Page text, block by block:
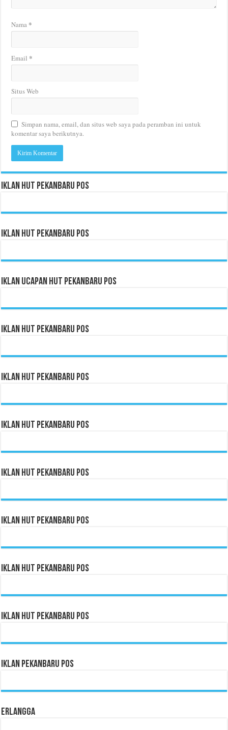
Nama *
Email *
Situs Web
Simpan nama, email, dan situs web saya pada peramban ini untuk
komentar saya berikutnya.
Iklan HUT Pekanbaru Pos
Iklan HUT Pekanbaru Pos
Iklan Ucapan HUT Pekanbaru Pos
Iklan HUT Pekanbaru Pos
Iklan HUT Pekanbaru Pos
Iklan HUT Pekanbaru Pos
Iklan HUT Pekanbaru Pos
Iklan HUT Pekanbaru Pos
Iklan HUT Pekanbaru Pos
Iklan HUT Pekanbaru Pos
Iklan Pekanbaru Pos
Erlangga